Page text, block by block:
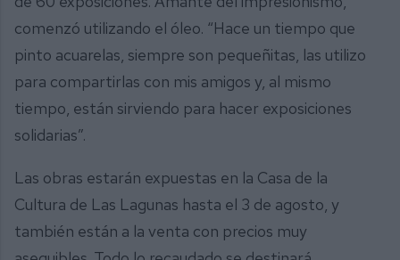
comenzó utilizando el óleo. “Hace un tiempo que
pinto acuarelas, siempre son pequeñitas, las utilizo
para compartirlas con mis amigos y, al mismo
tiempo, están sirviendo para hacer exposiciones
solidarias”.
Las obras estarán expuestas en la Casa de la
Cultura de Las Lagunas hasta el 3 de agosto, y
también están a la venta con precios muy